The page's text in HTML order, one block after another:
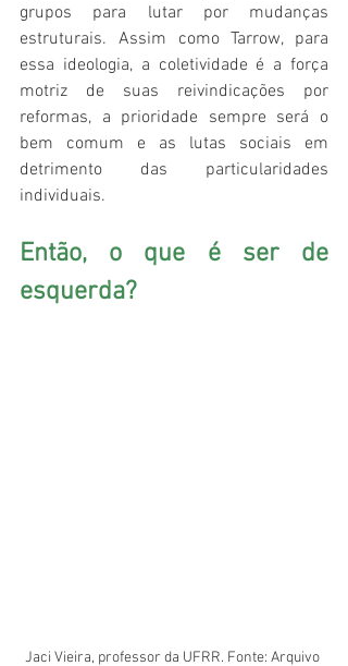
grupos para lutar por mudanças
estruturais. Assim como Tarrow, para
essa ideologia, a coletividade é a força
motriz de suas reivindicações por
reformas, a prioridade sempre será o
bem comum e as lutas sociais em
detrimento das particularidades
individuais.
Então, o que é ser de
esquerda?
Jaci Vieira, professor da UFRR. Fonte: Arquivo